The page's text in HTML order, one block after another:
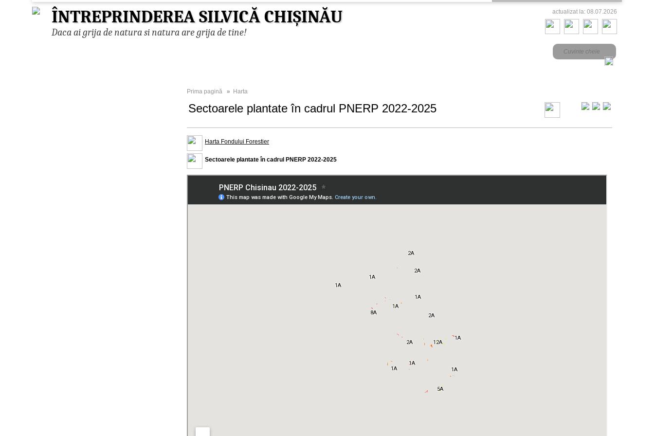
ÎNTREPRINDEREA SILVICĂ CHIȘINĂU
Daca ai grija de natura si natura are grija de tine!
actualizat la: 08.07.2026
Prima pagină » Harta
Sectoarele plantate în cadrul PNERP 2022-2025
Harta Fondului Forestier
Sectoarele plantate în cadrul PNERP 2022-2025